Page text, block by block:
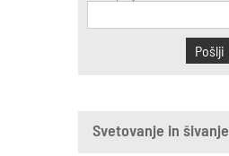
Pošlji
Svetovanje in šivanje